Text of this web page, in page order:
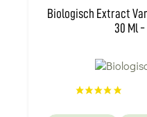
Biologisch Extract
30 Ml